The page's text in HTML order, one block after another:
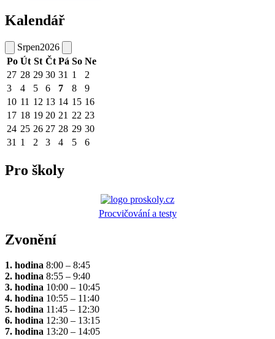
Kalendář
Srpen2026
Po Út St Čt Pá So Ne
27 28 29 30 31 1
2
3
4 5 6 7 8
9
10 11 12 13 14 15 16
17 18 19 20 21 22 23
24 25 26 27 28 29 30
31 1 2 3 4 5 6
Pro školy
Procvičování a testy
Zvonění
1. hodina 8:00 – 8:45
2. hodina 8:55 – 9:40
3. hodina 10:00 – 10:45
4. hodina 10:55 – 11:40
5. hodina 11:45 – 12:30
6. hodina 12:30 – 13:15
7. hodina 13:20 – 14:05